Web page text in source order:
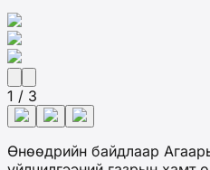
1 / 3
Өнөөдрийн байдлаар